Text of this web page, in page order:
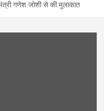
गणेश जोशी से की मुलाकात